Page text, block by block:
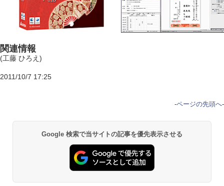
関連情報
(工藤 ひろえ)
2011/10/7 17:25
-ページの先頭へ-
Google 検索で当サイトの記事を優先表示させる